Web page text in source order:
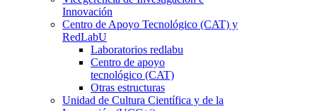
Innovación
Centro de Apoyo Tecnológico (CAT) y
RedLabU
Laboratorios redlabu
Centro de apoyo
tecnológico (CAT)
Otras estructuras
Unidad de Cultura Científica y de la